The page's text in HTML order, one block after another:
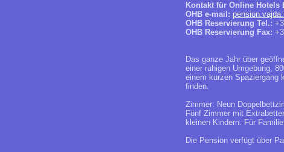
Kontakt für Online Hotels
OHB e-mail:
OHB Reservierung Tel.:
OHB Reservierung Fax:
Das ganze Jahr über
einer ruhigen Umgebung,
einem kurzen Spaziergang
finden.
Zimmer: Neun
Fünf Zimmer mit
kleinen Kindern. Für
Die Pension verfügt über